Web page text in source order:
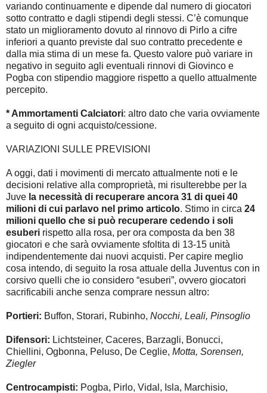
variando continuamente e dipende dal numero di giocatori
sotto contratto e dagli stipendi degli stessi. C’è comunque
stato un miglioramento dovuto al rinnovo di Pirlo a cifre
inferiori a quanto previste dal suo contratto precedente e
dalla mia stima di un mese fa. Questo valore può variare in
negativo in seguito agli eventuali rinnovi di Giovinco e
Pogba con stipendio maggiore rispetto a quello attualmente
percepito.
* Ammortamenti Calciatori: altro dato che varia ovviamente
a seguito di ogni acquisto/cessione.
VARIAZIONI SULLE PREVISIONI
A oggi, dati i movimenti di mercato attualmente noti e le
decisioni relative alla comproprietà, mi risulterebbe per la
Juve la necessità di recuperare ancora 31 di quei 40
milioni di cui parlavo nel primo articolo. Stimo in circa 24
milioni quello che si può recuperare cedendo i soli
esuberi rispetto alla rosa, per ora composta da ben 38
giocatori e che sarà ovviamente sfoltita di 13-15 unità
indipendentemente dai nuovi acquisti. Per capire meglio
cosa intendo, di seguito la rosa attuale della Juventus con in
corsivo quelli che io considero “esuberi”, ovvero giocatori
sacrificabili anche senza comprare nessun altro:
Portieri: Buffon, Storari, Rubinho, Nocchi, Leali, Pinsoglio
Difensori: Lichtsteiner, Caceres, Barzagli, Bonucci,
Chiellini, Ogbonna, Peluso, De Ceglie, Motta, Sorensen,
Ziegler
Centrocampisti: Pogba, Pirlo, Vidal, Isla, Marchisio,